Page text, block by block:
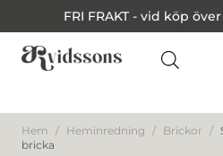
FRI FRAKT - vid köp
Hem / Heminredning / Brickor /
bricka